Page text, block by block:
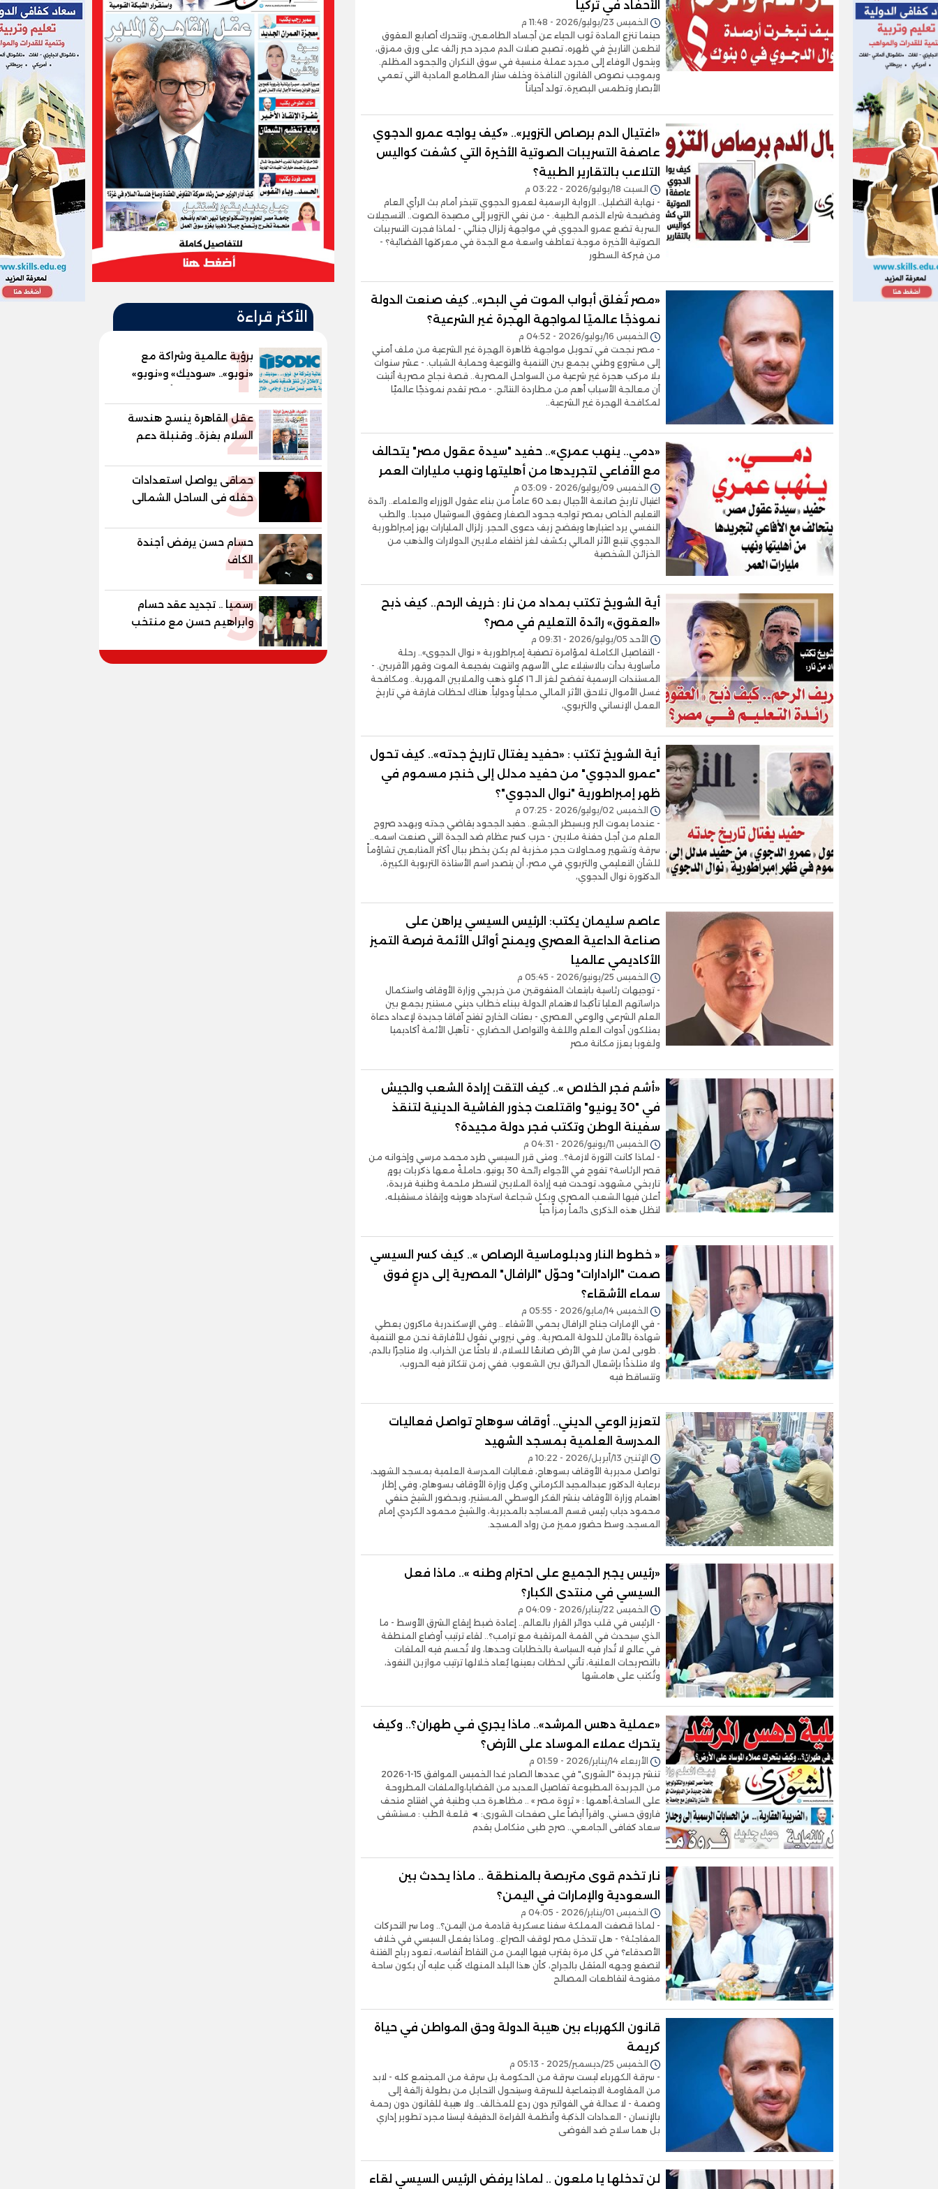
الأحفاد في تركيا
الخميس 23/يوليو/2026 - 11:48 م
حينما تنزع المادة ثوب الحياء عن أجساد الطامعين، وتتحرك أصابع العقوق
لتطعن التاريخ في ظهره، تصبح صلات الدم مجرد حبر زائف على ورق ممزق،
ويتحول الوفاء إلى مجرد عملة منسية في سوق النكران والجحود المظلم.
وبموجب نصوص القانون النافذة وخلف ستار المطامع المادية التي تعمي
الأبصار وتطمس البصيرة، تولد أحياناً
«اغتيال الدم برصاص التزوير».. «كيف يواجه عمرو الدجوي
عاصفة التسريبات الصوتية الأخيرة التي كشفت كواليس
التلاعب بالتقارير الطبية؟
السبت 18/يوليو/2026 - 03:22 م
- نهاية التضليل.. الرواية الرسمية لعمرو الدجوي تتبخر أمام بث الرأي العام
وفضيحة شراء الذمم الطبية. - من نفي التزوير إلى مصيدة الصوت.. التسجيلات
السرية تضع عمرو الدجوي في مواجهة زلزال جنائي - لماذا فجرت التسريبات
الصوتية الأخيرة موجة تعاطف واسعة مع الجدة في معركتها القضائية؟ -
من فبركة السطور
«مصر تُغلق أبواب الموت في البحر».. كيف صنعت الدولة
نموذجًا عالميًا لمواجهة الهجرة غير الشرعية؟
الخميس 16/يوليو/2026 - 04:52 م
- مصر نجحت في تحويل مواجهة ظاهرة الهجرة غير الشرعية من ملف أمني
إلى مشروع وطني يجمع بين التنمية والتوعية وحماية الشباب. - عشر سنوات
بلا مركب هجرة غير شرعية من السواحل المصرية.. قصة نجاح مصرية أثبتت
أن معالجة الأسباب أهم من مطاردة النتائج. - مصر تقدم نموذجًا عالميًا
لمكافحة الهجرة غير الشرعية..
«دمي.. ينهب عمري».. حفيد "سيدة عقول مصر" يتحالف
مع الأفاعي لتجريدها من أهليتها ونهب مليارات العمر
الخميس 09/يوليو/2026 - 03:09 م
اغتيال تاريخ صانعة الأجيال بعد 60 عاماً من بناء عقول الوزراء والعلماء.. رائدة
التعليم الخاص بمصر تواجه جحود الصغار وعقوق السوشيال ميديا.. والطب
النفسي يرد اعتبارها ويفضح زيف دعوى الحجر. زلزال المليارات يهز إمبراطورية
الدجوي تتبع الأثر المالي يكشف لغز اختفاء ملايين الدولارات والذهب من
الخزائن الشخصية
أية الشويخ تكتب بمداد من نار : خريف الرحم.. كيف ذبح
«العقوق» رائدة التعليم في مصر؟
الأحد 05/يوليو/2026 - 09:31 م
- التفاصيل الكاملة لمؤامرة تصفية إمبراطورية « نوال الدجوى».. رحلة
مأساوية بدأت بالاستيلاء على الأسهم وانتهت بفجيعة الموت وقهر الأقربين. -
المستندات الرسمية تفضح لغز الـ ١٦ كيلو ذهب والملايين المهربة.. ومكافحة
غسل الأموال تلاحق الأثر المالي محلياً ودولياً. هناك لحظات فارقة في تاريخ
العمل الإنساني والتربوي،
أية الشويخ تكتب : «حفيد يغتال تاريخ جدته».. كيف تحول
"عمرو الدجوي" من حفيد مدلل إلى خنجر مسموم في
ظهر إمبراطورية "نوال الدجوي"؟
الخميس 02/يوليو/2026 - 07:25 م
- عندما يموت البر ويسيطر الجشع.. حفيد الجحود يقاضي جدته ويهدد صروح
العلم من أجل حفنة ملايين - حرب كسر عظام ضد الجدة التي صنعت اسمه..
سرقة وتشهير ومحاولات حجر مخزية لم يكن يخطر ببال أكثر المتابعين تشاؤماً
للشأن التعليمي والتربوي في مصر، أن يتصدر اسم الأستاذة التربوية الكبيرة،
الدكتورة نوال الدجوي،
عاصم سليمان يكتب: الرئيس السيسي يراهن على
صناعة الداعية العصري ويمنح أوائل الأئمة فرصة التميز
الأكاديمي عالميا
الخميس 25/يونيو/2026 - 05:45 م
- توجيهات رئاسية بابتعاث المتفوقين من خريجي وزارة الأوقاف واستكمال
دراساتهم العليا تأكيدا لاهتمام الدولة ببناء خطاب ديني مستنير يجمع بين
العلم الشرعي والوعي العصري - بعثات الخارج تفتح آفاقا جديدة لإعداد دعاة
يمتلكون أدوات العلم واللغة والتواصل الحضاري - تأهيل الأئمة أكاديميا
ولغويا يعزز مكانة مصر
«أشم فجر الخلاص ».. كيف التقت إرادة الشعب والجيش
في "30 يونيو" واقتلعت جذور الفاشية الدينية لتنقذ
سفينة الوطن وتكتب فجر دولة مجيدة؟
الخميس 11/يونيو/2026 - 04:31 م
- لماذا كانت الثورة لازمة؟.. ومتى قرر السيسي طرد محمد مرسي وإخوانه من
قصر الرئاسة؟ تفوح في الأجواء رائحة 30 يونيو، حاملةً معها ذكريات يومٍ
تاريخي مشهود، توحدت فيه إرادة الملايين لتسطر ملحمة وطنية فريدة،
أعلن فيها الشعب المصري وبكل شجاعة استرداد هويته وإنقاذ مستقبله،
لتظل هذه الذكرى دائماً رمزاً حياً
« خطوط النار ودبلوماسية الرصاص ».. كيف كسر السيسي
صمت "الرادارات" وحوّل "الرافال" المصرية إلى درعٍ فوق
سماء الأشقاء؟
الخميس 14/مايو/2026 - 05:55 م
- في الإمارات جناح الرافال يحمي الأشقاء .. وفي الإسكندرية ماكرون يعطي
شهادة بالأمان للدولة المصرية.. وفي نيروبي نقول للأفارقة نحن مع التنمية
. طوبى لمن سار في الأرض صانعًا للسلام، لا باحثًا عن الخراب، ولا متاجرًا بالدم،
ولا متلذذًا بإشعال الحرائق بين الشعوب. ففي زمن تتكاثر فيه الحروب،
وتتساقط فيه
لتعزيز الوعي الديني.. أوقاف سوهاج تواصل فعاليات
المدرسة العلمية بمسجد الشهيد
الإثنين 13/أبريل/2026 - 10:22 م
تواصل مديرية الأوقاف بسوهاج، فعاليات المدرسة العلمية بمسجد الشهيد،
برعاية الدكتور عبدالمجيد الكرماني وكيل وزارة الأوقاف بسوهاج، وفي إطار
اهتمام وزارة الأوقاف بنشر الفكر الوسطي المستنير، وبحضور الشيخ حنفي
محمود دياب رئيس قسم المساجد بالمديرية، والشيخ محمود الكردي إمام
المسجد، وسط حضور مميز من رواد المسجد.
«رئيس يجبر الجميع على احترام وطنه ».. ماذا فعل
السيسي في منتدى الكبار؟
الخميس 22/يناير/2026 - 04:09 م
- الرئيس في قلب دوائر القرار بالعالم.. إعادة ضبط إيقاع الشرق الأوسط - ما
الذي سيحدث في القمة المرتقبة مع ترامب؟.. لقاء ترتيب أوضاع المنطقة
في عالمٍ لا تُدار فيه السياسة بالخطابات وحدها، ولا تُحسم فيه الملفات
بالتصريحات العلنية، تأتي لحظات بعينها يُعاد خلالها ترتيب موازين النفوذ،
وتُكتب على هامشها
«عملية دهس المرشد».. ماذا يجري فـي طهران؟.. وكيف
يتحرك عملاء الموساد على الأرض؟
الأربعاء 14/يناير/2026 - 01:59 م
تنشر جريدة "الشورى" في عددها الصادر غدا الخميس الموافق 15-1-2026
من الجريدة المطبوعة تفاصيل العديد من القضايا،والملفات المطروحة
على الساحة،أهمها : « ثروة مصر » .. مظاهـرة حب وطنية في افتتاح متحف
فاروق حسني. واقرأ أيضاً على صفحات الشورى: ◄ قلعة الطب : مستشفى
سعاد كفافى الجامعي.. صرح طبى متكامل يقدم
نار تخدم قوى متربصة بالمنطقة .. ماذا يحدث بين
السعودية والإمارات في اليمن؟
الخميس 01/يناير/2026 - 04:05 م
- لماذا قصفت المملكة سفنا عسكرية قادمة من اليمن؟.. وما سر التحركات
المفاجئة؟ - هل تتدخل مصر لوقف الصراع.. وماذا يفعل السيسي في خلاف
الأصدقاء؟ في كل مرة يقترب فيها اليمن من التقاط أنفاسه، تعود رياح الفتنة
لتصفع وجهه المثقل بالجراح، كأن هذا البلد المنهك كُتب عليه أن يكون ساحة
مفتوحة لتقاطعات المصالح
قانون الكهرباء بين هيبة الدولة وحق المواطن في حياة
كريمة
الخميس 25/ديسمبر/2025 - 05:13 م
- سرقة الكهرباء ليست سرقة من الحكومة بل سرقة من المجتمع كله - لابد
من المقاومة الاجتماعية للسرقة وسيتحول التحايل من بطولة زائفة إلى
وصمة - لا عدالة في الفواتير دون ردع للمخالف.. ولا هيبة للقانون دون رحمة
بالإنسان - العدادات الذكية وأنظمة القراءة الدقيقة ليستا مجرد تطوير إداري
بل هما سلاح ضد الفوضى
لن تدخلها يا ملعون .. لماذا يرفض الرئيس السيسي لقاء
الأكثر قراءة
1
برؤية عالمية وشراكة مع
«نوبو».. «سوديك» و«نوبو»
تستعدان لإطلاق أول شقق
العالمية في مصر ضمن
مشروع «أوجامي» خلال أيام
2
عقل القاهرة ينسج هندسة
السلام بغزة.. وقنبلة دعم
الكهرباء تفجر الموازنة
3
حماقى يواصل استعدادات
حفله فى الساحل الشمالى
الجمعة
4
حسام حسن يرفض أجندة
الكاف
5
رسميا .. تجديد عقد حسام
وابراهيم حسن مع منتخب
مصر حتي مونديال 2030